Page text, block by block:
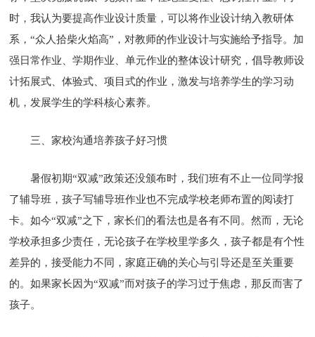
时，我认为要提高作业设计质量，可以将作业设计纳入教研体
系，“众人拾柴火焰高”，对教师的作业设计与实施给予指导。加
强日常作业、学期作业、单元作业的整体设计研究，倡导教师设
计拓展式、体验式、项目式的作业，激发与培养学生的学习动
机，发展学生的学科核心素养。
三、家校沟通培养孩子好习惯
暑假初期“双减”政策还没颁布时，我们班有不止一位同学报
了辅导班，孩子写辅导班作业也不完成学校老师布置的阅读打
卡。如今“双减”之下，家长们的看法也是各有不同。然而，无论
学校承担多少责任，无论孩子在学校里学多久，孩子都是有个性
差异的，接受能力不同，家庭正确的关心与引导还是至关重要
的。如果家长因为“双减”而对孩子的学习过于焦虑，那反而害了
孩子。